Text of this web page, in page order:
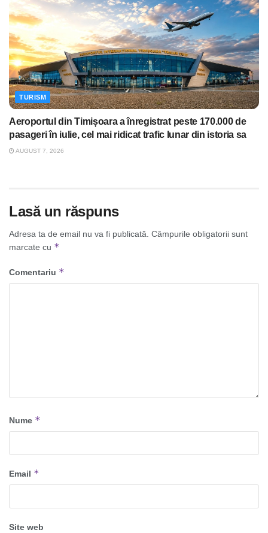
TURISM
Aeroportul din Timișoara a înregistrat peste 170.000 de
pasageri în iulie, cel mai ridicat trafic lunar din istoria sa
AUGUST 7, 2026
Lasă un răspuns
Adresa ta de email nu va fi publicată. Câmpurile obligatorii sunt
marcate cu *
Comentariu *
Nume *
Email *
Site web